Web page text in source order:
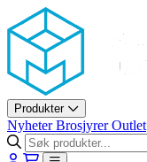
Askøy Murerverktøy AS
Produkter
NyheterBrosjyrerOutlet